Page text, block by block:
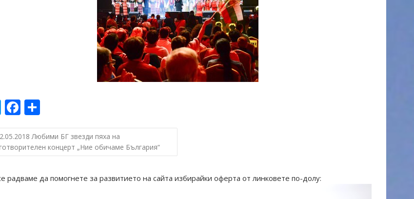
T
w
itt
er
F
ac
e
b
o
h
ar
e
Любими БГ звезди пяха на
концерт „Ние обичаме България“
радваме да помогнете за развитието на сайта избирайки оферта от линковете по-долу: